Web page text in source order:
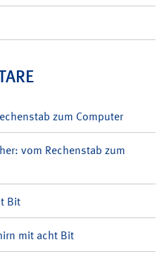
zum Computer
vom Rechenstab zum
Bit
mit acht Bit